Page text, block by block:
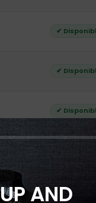
AND
✔
✔
✔
✔